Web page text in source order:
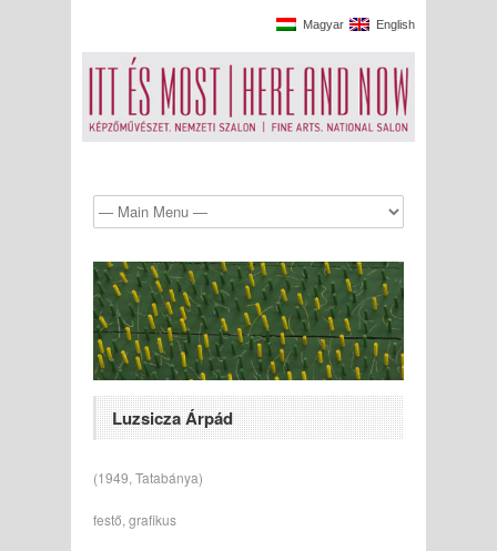
Magyar English
Luzsicza Árpád
(1949, Tatabánya)
festő, grafikus